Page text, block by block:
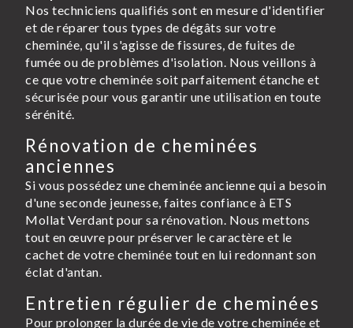
Nos techniciens qualifiés sont en mesure d'identifier
et de réparer tous types de dégâts sur votre
cheminée, qu'il s'agisse de fissures, de fuites de
fumée ou de problèmes d'isolation. Nous veillons à
ce que votre cheminée soit parfaitement étanche et
sécurisée pour vous garantir une utilisation en toute
sérénité.
Rénovation de cheminées
anciennes
Si vous possédez une cheminée ancienne qui a besoin
d'une seconde jeunesse, faites confiance à ETS
Mollat Verdant pour sa rénovation. Nous mettons
tout en œuvre pour préserver le caractère et le
cachet de votre cheminée tout en lui redonnant son
éclat d'antan.
Entretien régulier de cheminées
Pour prolonger la durée de vie de votre cheminée et